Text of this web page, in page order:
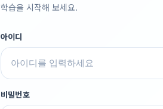
학습을 시작해 보세요.
아이디
비밀번호